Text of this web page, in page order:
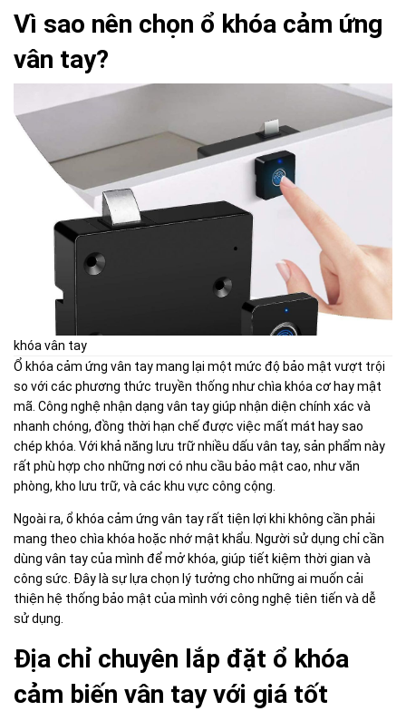
Vì sao nên chọn ổ khóa cảm ứng
vân tay?
khóa vân tay
Ổ khóa cảm ứng vân tay mang lại một mức độ bảo mật vượt trội
so với các phương thức truyền thống như chìa khóa cơ hay mật
mã. Công nghệ nhận dạng vân tay giúp nhận diện chính xác và
nhanh chóng, đồng thời hạn chế được việc mất mát hay sao
chép khóa. Với khả năng lưu trữ nhiều dấu vân tay, sản phẩm này
rất phù hợp cho những nơi có nhu cầu bảo mật cao, như văn
phòng, kho lưu trữ, và các khu vực công cộng.
Ngoài ra, ổ khóa cảm ứng vân tay rất tiện lợi khi không cần phải
mang theo chìa khóa hoặc nhớ mật khẩu. Người sử dụng chỉ cần
dùng vân tay của mình để mở khóa, giúp tiết kiệm thời gian và
công sức. Đây là sự lựa chọn lý tưởng cho những ai muốn cải
thiện hệ thống bảo mật của mình với công nghệ tiên tiến và dễ
sử dụng.
Địa chỉ chuyên lắp đặt ổ khóa
cảm biến vân tay với giá tốt